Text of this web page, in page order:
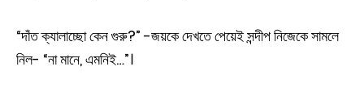
“দাঁত ক্যালাচ্ছো কেন গুরু?” -জয়কে দেখতে পেয়েই সন্দীপ নিজেকে সামলে
নিল- “না মানে, এমনিই…”।